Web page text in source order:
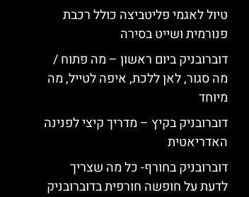
טיול לאגמי פליטביצה כולל רכבת
פנורמית ושייט בסירה
דוברובניק ביום ראשון – מה פתוח /
מה סגור, לאן ללכת, איפה לטייל, מה
מיוחד
דוברובניק בקיץ – מדריך קיצי לפנינה
האדריאטית
דוברובניק בחורף- כל מה שצריך
לדעת על חופשה חורפית בדוברובניק